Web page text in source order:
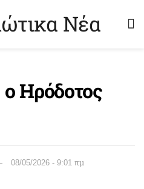
Ηρόδοτος
08/05/2026 - 9:01 πμ